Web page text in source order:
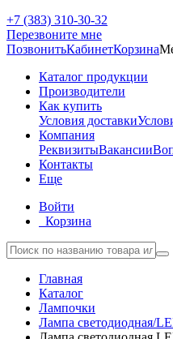
+7 (383) 310-30-32
Перезвоните мне
ПозвонитьКабинетКорзина
Каталог продукции
Производители
Как купить
Условия доставки
Компания
РеквизитыВакансии
Контакты
Еще
Войти
Корзина
Главная
Каталог
Лампочки
Лампа светодиодная/